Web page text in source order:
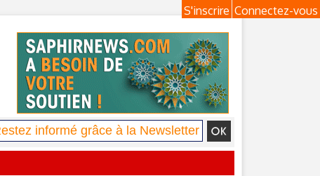
Connectez-vous
S'inscrire